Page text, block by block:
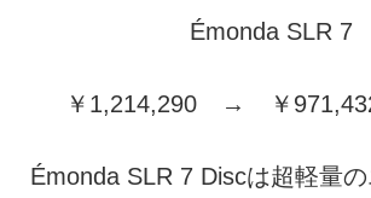
Émonda SLR 7
￥1,214,290 → ￥971,432
Émonda SLR 7 Discは超軽量